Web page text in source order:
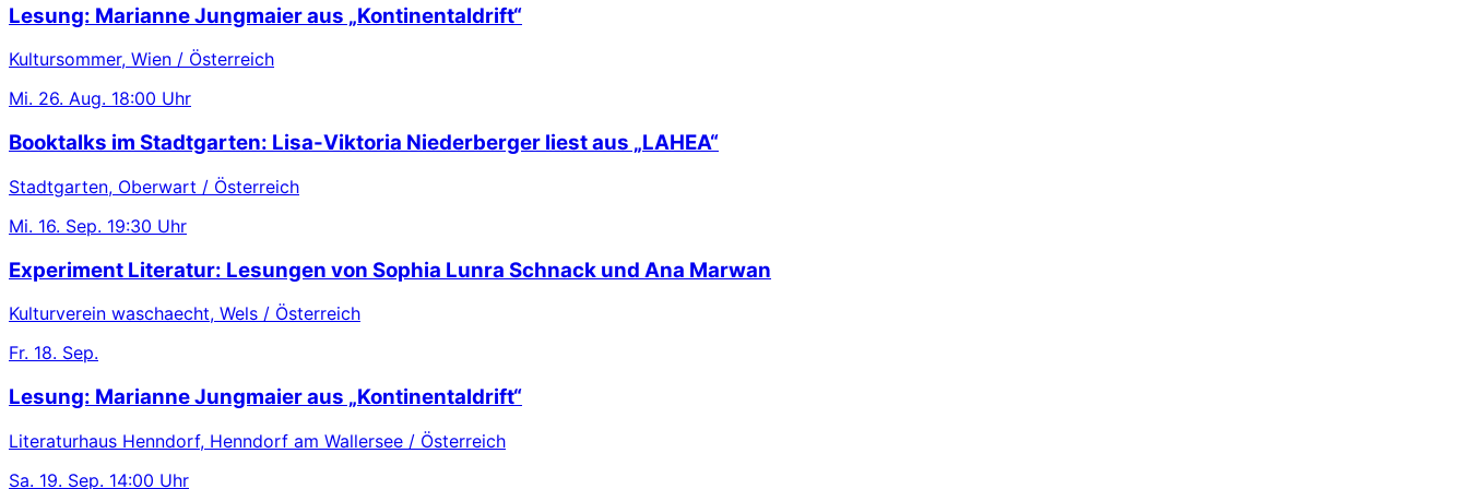
Lesung: Marianne Jungmaier aus „Kontinentaldrift“
Kultursommer, Wien / Österreich
Mi. 26. Aug. 18:00 Uhr
Booktalks im Stadtgarten: Lisa-Viktoria Niederberger liest aus „LAHEA“
Stadtgarten, Oberwart / Österreich
Mi. 16. Sep. 19:30 Uhr
Experiment Literatur: Lesungen von Sophia Lunra Schnack und Ana Marwan
Kulturverein waschaecht, Wels / Österreich
Fr. 18. Sep.
Lesung: Marianne Jungmaier aus „Kontinentaldrift“
Literaturhaus Henndorf, Henndorf am Wallersee / Österreich
Sa. 19. Sep. 14:00 Uhr